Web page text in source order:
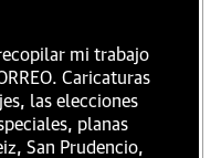
mi trabajo
Caricaturas
las elecciones
planas
San Prudencio,